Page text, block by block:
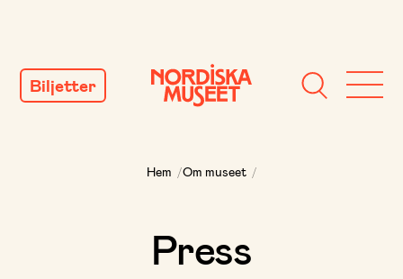
INNEHÅLL
Biljetter
Hem /Om museet /
Press